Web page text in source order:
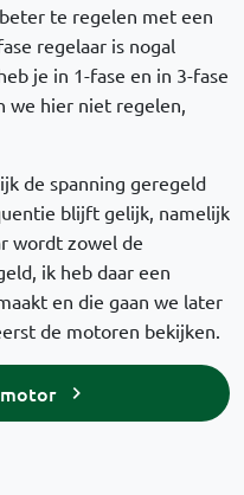
te regelen met een
regelaar is nogal
je in 1-fase en in 3-fase
we hier niet regelen,
de spanning geregeld
blijft gelijk, namelijk
wordt zowel de
ik heb daar een
en die gaan we later
de motoren bekijken.